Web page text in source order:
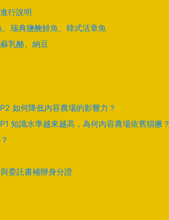
行說明
瑞典鹽醃鯡魚、韓式活章魚
乳酪、納豆
如何降低內容農場的影響力？
知識水準越來越高，為何內容農場依舊猖獗？
委託書補辦身分證